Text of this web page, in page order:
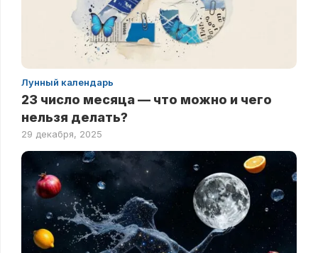
Лунный календарь
23 число месяца — что можно и чего
нельзя делать?
29 декабря, 2025